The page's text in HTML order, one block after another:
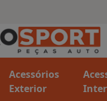
Acessórios
Exterior